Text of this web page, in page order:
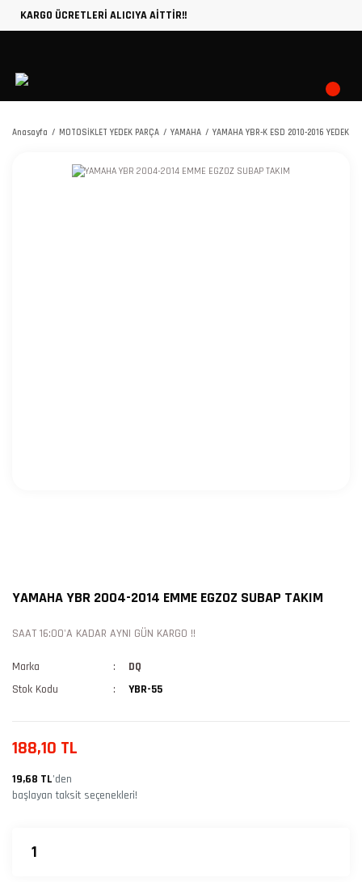
KARGO ÜCRETLERİ ALICIYA AİTTİR!!
Anasayfa MOTOSİKLET YEDEK PARÇA YAMAHA YAMAHA YBR-K ESD 2010-2016 YEDEK
YAMAHA YBR 2004-2014 EMME EGZOZ SUBAP TAKIM
SAAT 16:00'A KADAR AYNI GÜN KARGO !!
Marka
DQ
Stok Kodu
YBR-55
188,10 TL
19,68 TL’den
başlayan taksit seçenekleri!